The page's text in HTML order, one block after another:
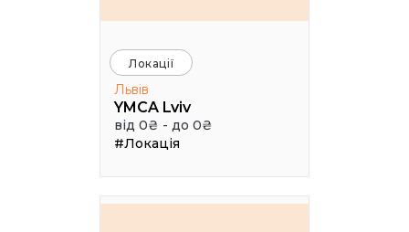
Локації
Львів
YMCA Lviv
від 0₴ - до 0₴
#Локація